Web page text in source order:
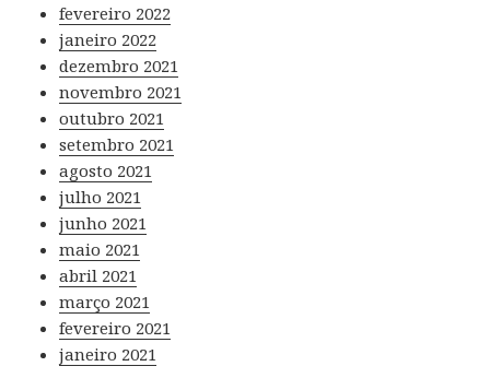
fevereiro 2022
janeiro 2022
dezembro 2021
novembro 2021
outubro 2021
setembro 2021
agosto 2021
julho 2021
junho 2021
maio 2021
abril 2021
março 2021
fevereiro 2021
janeiro 2021